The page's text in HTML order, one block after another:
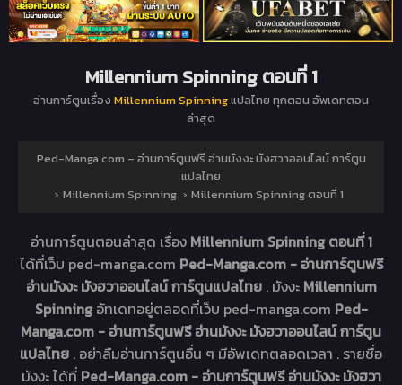
Millennium Spinning ตอนที่ 1
อ่านการ์ตูนเรื่อง Millennium Spinningแปลไทย ทุกตอน อัพเดทตอน
ล่าสุด
Ped-Manga.com – อ่านการ์ตูนฟรี อ่านมังงะ มังฮวาออนไลน์ การ์ตูน
แปลไทย
› Millennium Spinning › Millennium Spinning ตอนที่ 1
อ่านการ์ตูนตอนล่าสุด เรื่อง Millennium Spinning ตอนที่ 1
ได้ที่เว็บ ped-manga.com Ped-Manga.com - อ่านการ์ตูนฟรี
อ่านมังงะ มังฮวาออนไลน์ การ์ตูนแปลไทย . มังงะ Millennium
Spinning อัทเดทอยู่ตลอดที่เว็บ ped-manga.com Ped-
Manga.com - อ่านการ์ตูนฟรี อ่านมังงะ มังฮวาออนไลน์ การ์ตูน
แปลไทย . อย่าลืมอ่านการ์ตูนอื่น ๆ มีอัพเดทตลอดเวลา . รายชื่อ
มังงะ ได้ที่ Ped-Manga.com - อ่านการ์ตูนฟรี อ่านมังงะ มังฮวา